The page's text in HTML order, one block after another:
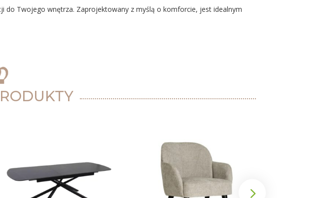
do Twojego wnętrza. Zaprojektowany z myślą o komforcie, jest idealnym